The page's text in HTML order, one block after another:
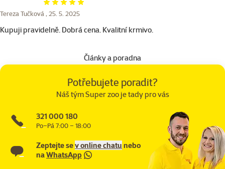
Hodnocení 100%
Tereza Tučková , 25. 5. 2025
Kupuji pravidelně. Dobrá cena. Kvalitní krmivo.
Články a poradna
Potřebujete poradit?
Náš tým Super zoo je tady pro vás
321 000 180
Po–Pá 7:00 – 18:00
Zeptejte sev online chatunebo
naWhatsApp